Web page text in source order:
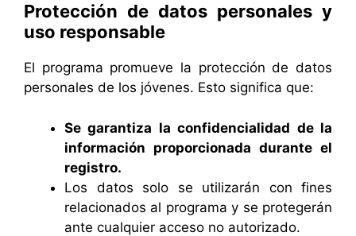
Protección de datos personales y
uso responsable
El programa promueve la protección de datos
personales de los jóvenes. Esto significa que:
Se garantiza la confidencialidad de la
información proporcionada durante el
registro.
Los datos solo se utilizarán con fines
relacionados al programa y se protegerán
ante cualquier acceso no autorizado.